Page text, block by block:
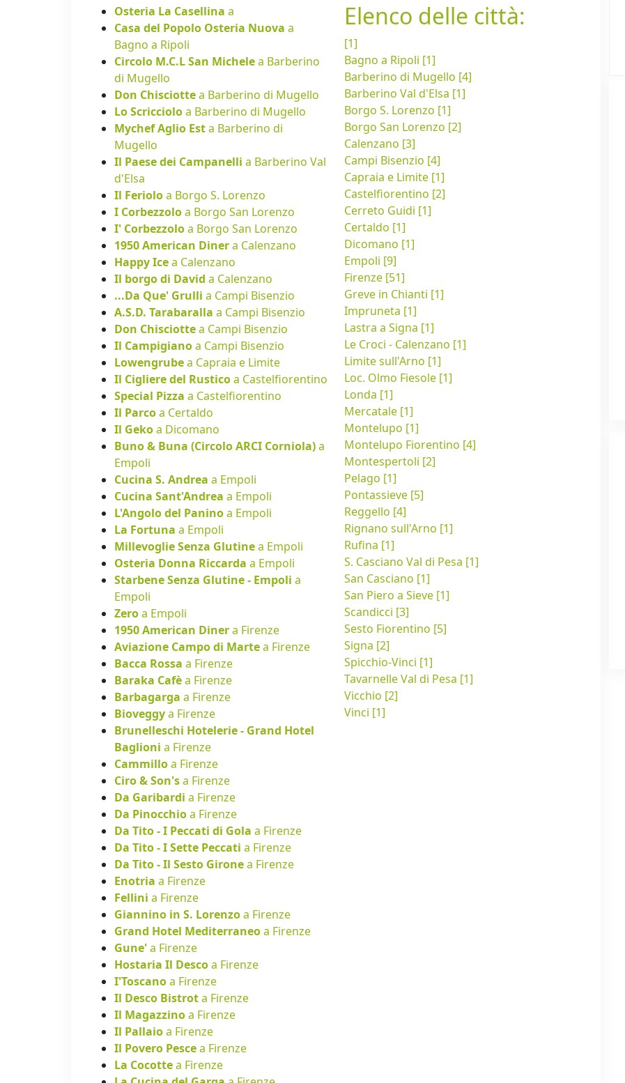
Osteria La Casellina a
Casa del Popolo Osteria Nuova a
Bagno a Ripoli
Circolo M.C.L San Michelea Barberino
di Mugello
Don Chisciottea Barberino di Mugello
Lo Scriccioloa Barberino di Mugello
Mychef Aglio Esta Barberino di
Mugello
Il Paese dei Campanelli a Barberino Val
d'Elsa
Il Ferioloa Borgo S. Lorenzo
I Corbezzoloa Borgo San Lorenzo
I' Corbezzoloa Borgo San Lorenzo
1950 American Dinera Calenzano
Happy Icea Calenzano
Il borgo di David a Calenzano
...Da Que' Grulli a Campi Bisenzio
A.S.D. Tarabaralla a Campi Bisenzio
Don Chisciottea Campi Bisenzio
Il Campigianoa Campi Bisenzio
Lowengrubea Capraia e Limite
Il Cigliere del Rusticoa Castelfiorentino
Special Pizza a Castelfiorentino
Il Parcoa Certaldo
Il Gekoa Dicomano
Buno & Buna (Circolo ARCI Corniola)a
Empoli
Cucina S. Andrea a Empoli
Cucina Sant'Andrea a Empoli
L'Angolo del Paninoa Empoli
La Fortuna a Empoli
Millevoglie Senza Glutinea Empoli
Osteria Donna Riccarda a Empoli
Starbene Senza Glutine - Empoli a
Empoli
Zeroa Empoli
1950 American Dinera Firenze
Aviazione Campo di Martea Firenze
Bacca Rossa a Firenze
Baraka Cafèa Firenze
Barbagarga a Firenze
Bioveggya Firenze
Brunelleschi Hotelerie - Grand Hotel
Baglioni a Firenze
Cammilloa Firenze
Ciro & Son'sa Firenze
Da Garibardi a Firenze
Da Pinocchioa Firenze
Da Tito - I Peccati di Gola a Firenze
Da Tito - I Sette Peccati a Firenze
Da Tito - Il Sesto Gironea Firenze
Enotria a Firenze
Fellini a Firenze
Giannino in S. Lorenzoa Firenze
Grand Hotel Mediterraneoa Firenze
Gune'a Firenze
Hostaria Il Descoa Firenze
I'Toscanoa Firenze
Il Desco Bistrota Firenze
Il Magazzinoa Firenze
Il Pallaioa Firenze
Il Povero Pescea Firenze
La Cocottea Firenze
Elenco delle città:
[1]
Bagno a Ripoli [1]
Barberino di Mugello [4]
Barberino Val d'Elsa [1]
Borgo S. Lorenzo [1]
Borgo San Lorenzo [2]
Calenzano [3]
Campi Bisenzio [4]
Capraia e Limite [1]
Castelfiorentino [2]
Cerreto Guidi [1]
Certaldo [1]
Dicomano [1]
Empoli [9]
Firenze [51]
Greve in Chianti [1]
Impruneta [1]
Lastra a Signa [1]
Le Croci - Calenzano [1]
Limite sull'Arno [1]
Loc. Olmo Fiesole [1]
Londa [1]
Mercatale [1]
Montelupo [1]
Montelupo Fiorentino [4]
Montespertoli [2]
Pelago [1]
Pontassieve [5]
Reggello [4]
Rignano sull'Arno [1]
Rufina [1]
S. Casciano Val di Pesa [1]
San Casciano [1]
San Piero a Sieve [1]
Scandicci [3]
Sesto Fiorentino [5]
Signa [2]
Spicchio-Vinci [1]
Tavarnelle Val di Pesa [1]
Vicchio [2]
Vinci [1]